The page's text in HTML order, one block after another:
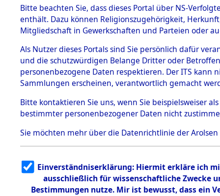
BESTÄNDE
1.
mente
5. Verschiedenes
5.3
Todesmärsche
5.3.1 Alliierte
Erhebungen
zu
Todesmärsch
en
5.3.2
g
5.3.3
Todesmärsch
von
Toter aus
Ort ihrer
0001
Bitte beachten Sie, dass dieses Portal über NS-
enthält. Dazu können Religionszugehörigkeit,
Mitgliedschaft in Gewerkschaften und Parteien oder
Als Nutzer dieses Portals sind Sie persönlich dafür
und die schutzwürdigen Belange Dritter oder
personenbezogene Daten respektieren. Der ITS
Sammlungen erscheinen, verantwortlich gemacht
Bitte kontaktieren Sie uns, wenn Sie beispielsweiser
bestimmter personenbezogener Daten nicht
Sie möchten mehr über die Datenrichtlinie der Arolsen
Einverständniserklärung: Hiermit erkläre ich
ausschließlich für wissenschaftliche Zwecke
Bestimmungen nutze. Mir ist bewusst, dass ein